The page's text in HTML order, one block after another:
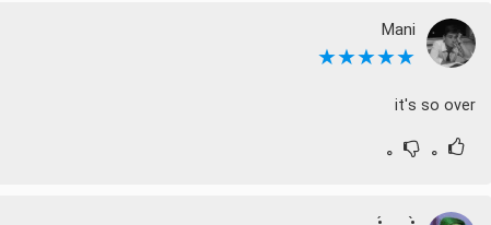
Mani
★★★★★
it's so over
۰ ۰